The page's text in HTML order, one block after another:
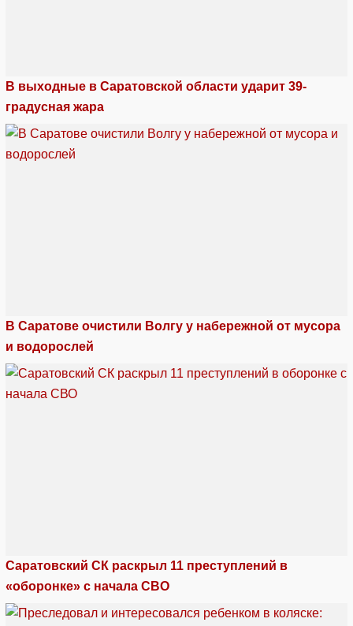
В выходные в Саратовской области ударит 39-
градусная жара
В Саратове очистили Волгу у набережной от мусора
и водорослей
Саратовский СК раскрыл 11 преступлений в
«оборонке» с начала СВО